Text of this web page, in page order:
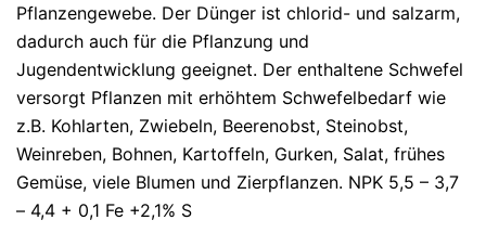
Pflanzengewebe. Der Dünger ist chlorid- und salzarm,
dadurch auch für die Pflanzung und
Jugendentwicklung geeignet. Der enthaltene Schwefel
versorgt Pflanzen mit erhöhtem Schwefelbedarf wie
z.B. Kohlarten, Zwiebeln, Beerenobst, Steinobst,
Weinreben, Bohnen, Kartoffeln, Gurken, Salat, frühes
Gemüse, viele Blumen und Zierpflanzen. NPK 5,5 – 3,7
– 4,4 + 0,1 Fe +2,1% S